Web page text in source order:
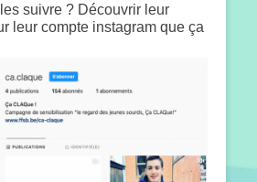
suivre ? Découvrir leur
leur compte instagram que ça